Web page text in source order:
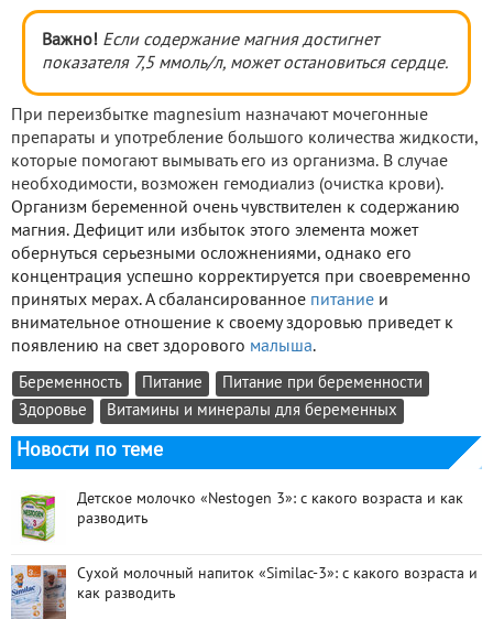
Важно! Если содержание магния достигнет
показателя 7,5 ммоль/л, может остановиться сердце.
При переизбытке magnesium назначают мочегонные
препараты и употребление большого количества жидкости,
которые помогают вымывать его из организма. В случае
необходимости, возможен гемодиализ (очистка крови).
Организм беременной очень чувствителен к содержанию
магния. Дефицит или избыток этого элемента может
обернуться серьезными осложнениями, однако его
концентрация успешно корректируется при своевременно
принятых мерах. А сбалансированное питание и
внимательное отношение к своему здоровью приведет к
появлению на свет здорового малыша.
Беременность Питание
Питание при беременности
Здоровье
Витамины и минералы для беременных
Новости по теме
Детское молочко «Nestogen 3»: с какого возраста и как
разводить
Сухой молочный напиток «Similac-3»: с какого возраста и
как разводить